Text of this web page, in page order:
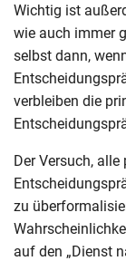
Wichtig ist
wie auch immer
selbst dann,
verbleiben die
Der Versuch,
zu
auf den „Dienst